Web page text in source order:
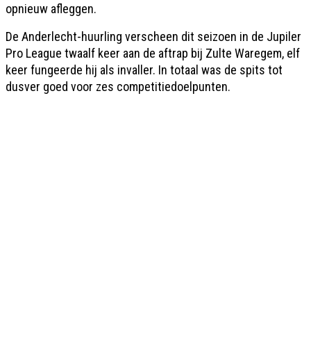
opnieuw afleggen.
De Anderlecht-huurling verscheen dit seizoen in de Jupiler
Pro League twaalf keer aan de aftrap bij Zulte Waregem, elf
keer fungeerde hij als invaller. In totaal was de spits tot
dusver goed voor zes competitiedoelpunten.